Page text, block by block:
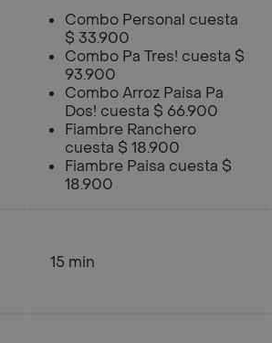
Combo Personal cuesta
$ 33.900
Combo Pa Tres! cuesta $
93.900
Combo Arroz Paisa Pa
Dos! cuesta $ 66.900
Fiambre Ranchero
cuesta $ 18.900
Fiambre Paisa cuesta $
18.900
15 min